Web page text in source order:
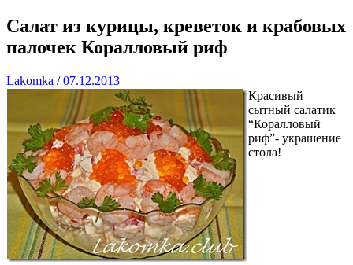
Салат из курицы, креветок и крабовых
палочек Коралловый риф
Lakomka /07.12.2013
Красивый
сытный салатик
“Коралловый
риф”- украшение
стола!